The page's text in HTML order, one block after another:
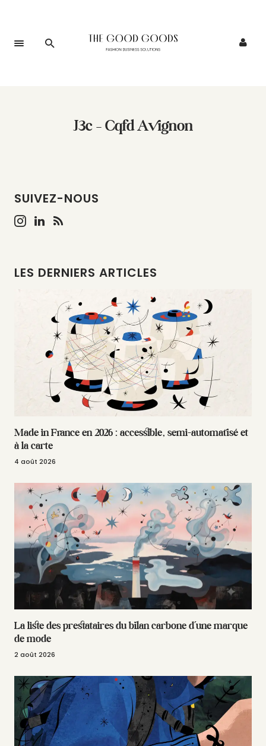
J3c – Cqfd Avignon
SUIVEZ-NOUS
LES DERNIERS ARTICLES
Made in France en 2026 : accessible, semi-automatisé et
à la carte
4 août 2026
La liste des prestataires du bilan carbone d’une marque
de mode
2 août 2026